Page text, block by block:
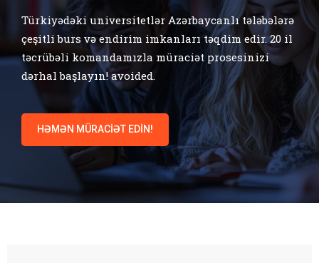
Türkiyədəki universitetlər Azərbaycanlı tələbələrə
çeşitli burs və endirim imkanları təqdim edir. 20 il
təcrübəli komandamızla müraciət prosesinizi
dərhal başlayın! avoided.
HƏMƏN MÜRACIƏT EDIN!